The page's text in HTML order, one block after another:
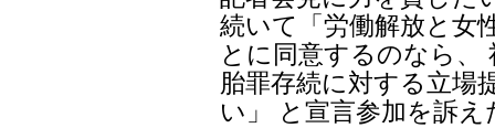
続いて「労働解放と女
とに同意するのなら、
胎罪存続に対する立場
い」 と宣言参加を訴え